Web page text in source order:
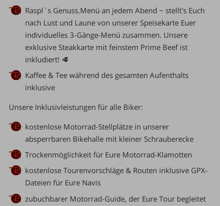
Raspl`s Genuss.Menü an jedem Abend ~ stellt's Euch
nach Lust und Laune von unserer Speisekarte Euer
individuelles 3-Gänge-Menü zusammen. Unsere
exklusive Steakkartemit feinstem Prime Beef ist
inkludiert! 🥩
Kaffee & Teewährend des gesamten Aufenthalts
inklusive
Unsere Inklusivleistungen für alle Biker:
kostenlose Motorrad-Stellplätze in unserer
absperrbaren Bikehalle mit kleiner Schrauberecke
Trockenmöglichkeitfür Eure Motorrad-Klamotten
kostenlose Tourenvorschläge & Routen inklusive GPX-
Dateien für Eure Navis
zubuchbarer Motorrad-Guide, der Eure Tour begleitet